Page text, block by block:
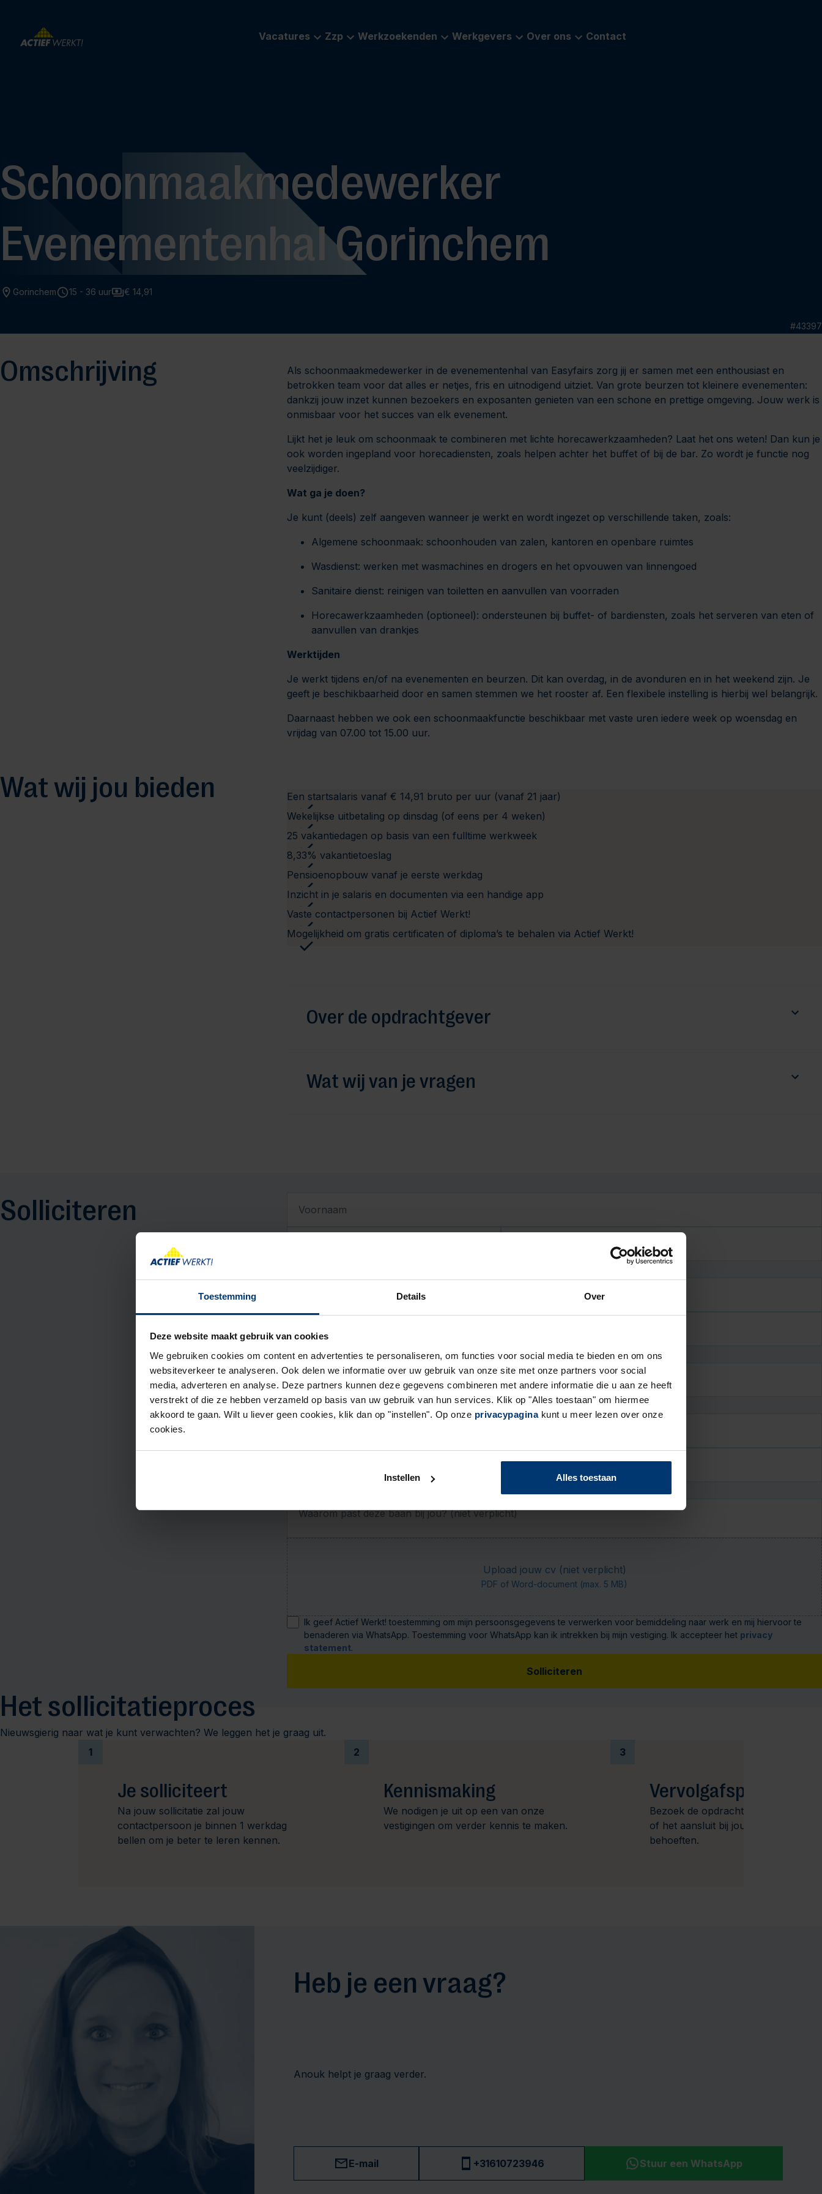
Toestemming Details Over
Deze website maakt gebruik van cookies
We gebruiken cookies om content en advertenties te personaliseren, om functies voor social media te bieden en om ons
websiteverkeer te analyseren. Ook delen we informatie over uw gebruik van onze site met onze partners voor social
media, adverteren en analyse. Deze partners kunnen deze gegevens combineren met andere informatie die u aan ze heeft
verstrekt of die ze hebben verzameld op basis van uw gebruik van hun services. Klik op "Alles toestaan" om hiermee
akkoord te gaan. Wilt u liever geen cookies, klik dan op "instellen". Op onze privacypaginakunt u meer lezen over onze
cookies.
Instellen Alles toestaan
Vacatures Zzp Werkzoekenden Werkgevers Over ons Contact
Schoonmaakmedewerker
Evenementenhal Gorinchem
Gorinchem 15 - 36 uur € 14,91
#43397
Omschrijving
Als schoonmaakmedewerker in de evenementenhal van Easyfairs zorg jij er samen met een enthousiast en
betrokken team voor dat alles er netjes, fris en uitnodigend uitziet. Van grote beurzen tot kleinere evenementen:
dankzij jouw inzet kunnen bezoekers en exposanten genieten van een schone en prettige omgeving. Jouw werk is
onmisbaar voor het succes van elk evenement.
Lijkt het je leuk om schoonmaak te combineren met lichte horecawerkzaamheden? Laat het ons weten! Dan kun je
ook worden ingepland voor horecadiensten, zoals helpen achter het buffet of bij de bar. Zo wordt je functie nog
veelzijdiger.
Wat ga je doen?
Je kunt (deels) zelf aangeven wanneer je werkt en wordt ingezet op verschillende taken, zoals:
Algemene schoonmaak: schoonhouden van zalen, kantoren en openbare ruimtes
Wasdienst: werken met wasmachines en drogers en het opvouwen van linnengoed
Sanitaire dienst: reinigen van toiletten en aanvullen van voorraden
Horecawerkzaamheden (optioneel): ondersteunen bij buffet- of bardiensten, zoals het serveren van eten of
aanvullen van drankjes
Werktijden
Je werkt tijdens en/of na evenementen en beurzen. Dit kan overdag, in de avonduren en in het weekend zijn. Je
geeft je beschikbaarheid door en samen stemmen we het rooster af. Een flexibele instelling is hierbij wel belangrijk.
Daarnaast hebben we ook een schoonmaakfunctie beschikbaar met vaste uren iedere week op woensdag en
vrijdag van 07.00 tot 15.00 uur.
Wat wij jou bieden
Een startsalaris vanaf € 14,91 bruto per uur (vanaf 21 jaar)
Wekelijkse uitbetaling op dinsdag (of eens per 4 weken)
25 vakantiedagen op basis van een fulltime werkweek
8,33% vakantietoeslag
Pensioenopbouw vanaf je eerste werkdag
Inzicht in je salaris en documenten via een handige app
Vaste contactpersonen bij Actief Werkt!
Mogelijkheid om gratis certificaten of diploma’s te behalen via Actief Werkt!
Over de opdrachtgever
Wat wij van je vragen
Solliciteren Voornaam
Land
Geboortedatum
JJJJ
Contactgegevens
Waarom past deze baan bij jou? (niet verplicht)
Upload jouw cv (niet verplicht)
PDF of Word-document (max. 5 MB)
Ik geef Actief Werkt! toestemming om mijn persoonsgegevens te verwerken voor bemiddeling naar werk en mij hiervoor te
benaderen via WhatsApp. Toestemming voor WhatsApp kan ik intrekken bij mijn vestiging. Ik accepteer het privacy
statement.
Solliciteren
Het sollicitatieproces
Nieuwsgierig naar wat je kunt verwachten? We leggen het je graag uit.
1
Je solliciteert
Na jouw sollicitatie zal jouw
contactpersoon je binnen 1 werkdag
bellen om je beter te leren kennen.
2
Kennismaking
We nodigen je uit op een van onze
vestigingen om verder kennis te maken.
3
Vervolgafspraak
Bezoek de opdrachtgever om te
of het aansluit bij jouw wensen en
behoeften.
Heb je een vraag?
Anouk helpt je graag verder.
E-mail +31610723946 Stuur een WhatsApp